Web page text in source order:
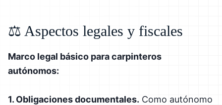
⚖️ Aspectos legales y fiscales
Marco legal básico para carpinteros
autónomos:
1. Obligaciones documentales. Como autónomo